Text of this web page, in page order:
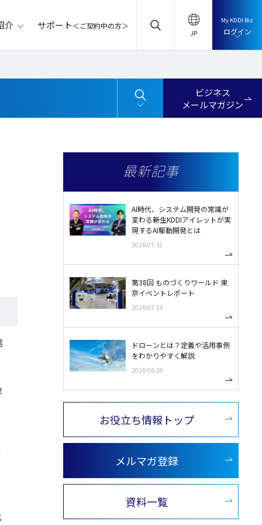
介 サポート＜ご契約中の方＞
My KDDI Biz
ログイン
ビジネス
メールマガジン
最新記事
AI時代、システム開発の常識が
変わる――新生KDDIアイレットが実
現するAI駆動開発とは
2026-07-31
第38回 ものづくりワールド 東
京イベントレポート
2026-07-24
ドローンとは？定義や活用事例
をわかりやすく解説
2026-06-29
お役立ち情報トップ
メルマガ登録
資料一覧